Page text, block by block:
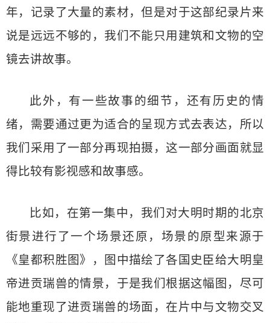
年，记录了大量的素材，但是对于这部纪录片来
说是远远不够的，我们不能只用建筑和文物的空
镜去讲故事。
此外，有一些故事的细节，还有历史的情
绪，需要通过更为适合的呈现方式去表达，所以
我们采用了一部分再现拍摄，这一部分画面就显
得比较有影视感和故事感。
比如，在第一集中，我们对大明时期的北京
街景进行了一个场景还原，场景的原型来源于
《皇都积胜图》，图中描绘了各国史臣给大明皇
帝进贡瑞兽的情景，于是我们根据这幅图，尽可
能地重现了进贡瑞兽的场面，在片中与文物交叉